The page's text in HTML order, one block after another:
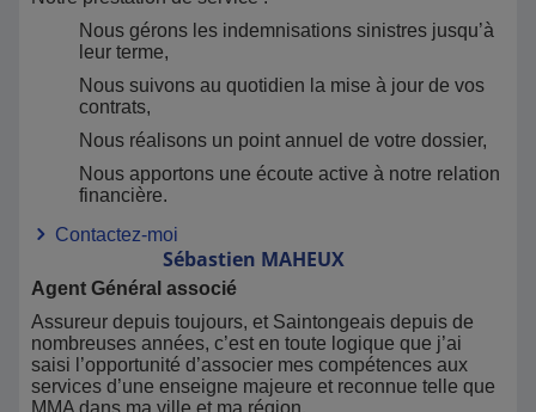
Nous gérons les indemnisations sinistres jusqu’à
leur terme,
Nous suivons au quotidien la mise à jour de vos
contrats,
Nous réalisons un point annuel de votre dossier,
Nous apportons une écoute active à notre relation
financière.
Contactez-moi
Sébastien MAHEUX
Agent Général associé
Assureur depuis toujours, et Saintongeais depuis de
nombreuses années, c’est en toute logique que j’ai
saisi l’opportunité d’associer mes compétences aux
services d’une enseigne majeure et reconnue telle que
MMA dans ma ville et ma région.